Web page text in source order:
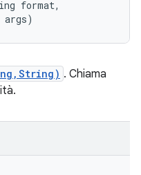
format,
args)
. Chiama